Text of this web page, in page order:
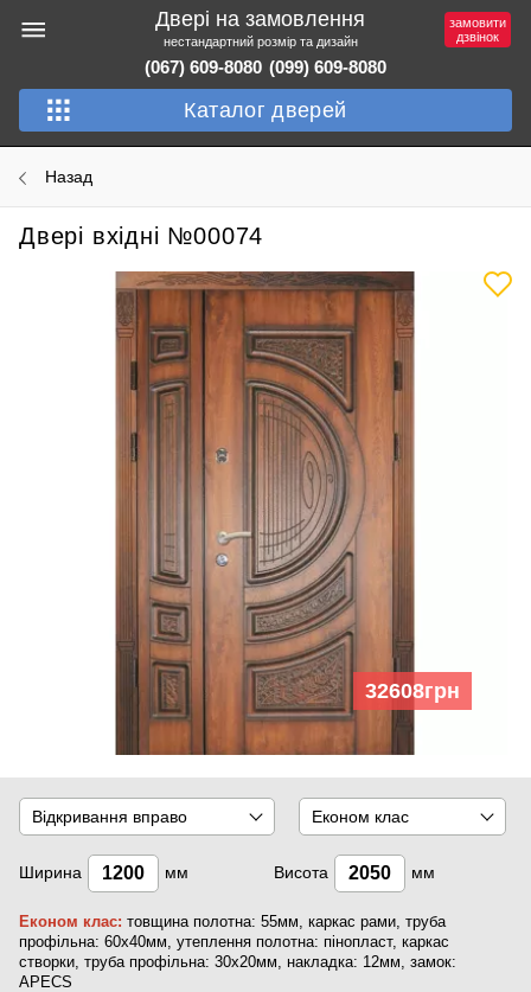
Двері на замовлення
нестандартний розмір та дизайн
(067) 609-8080 (099) 609-8080
Каталог дверей
замовити
дзвінок
Назад
Двері вхідні №00074
32608грн
Відкривання вправо Економ клас
Ширина мм Висота мм
Економ клас: товщина полотна: 55мм, каркас рами, труба
профільна: 60х40мм, утеплення полотна: пінопласт, каркас
створки, труба профільна: 30х20мм, накладка: 12мм, замок:
APECS